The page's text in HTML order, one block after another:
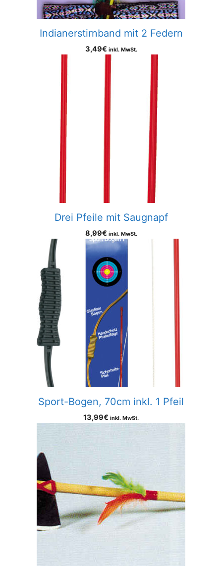
Indianerstirnband mit 2 Federn
3,49€ inkl. MwSt.
Drei Pfeile mit Saugnapf
8,99€ inkl. MwSt.
Sport-Bogen, 70cm inkl. 1 Pfeil
13,99€ inkl. MwSt.